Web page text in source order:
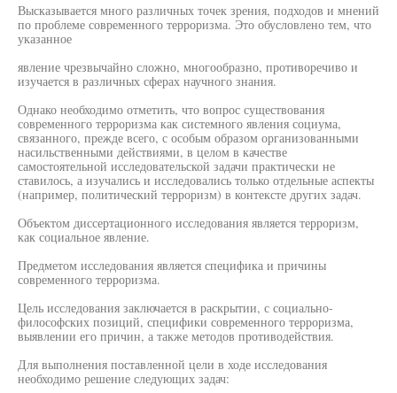
Высказывается много различных точек зрения, подходов и мнений
по проблеме современного терроризма. Это обусловлено тем, что
указанное
явление чрезвычайно сложно, многообразно, противоречиво и
изучается в различных сферах научного знания.
Однако необходимо отметить, что вопрос существования
современного терроризма как системного явления социума,
связанного, прежде всего, с особым образом организованными
насильственными действиями, в целом в качестве
самостоятельной исследовательской задачи практически не
ставилось, а изучались и исследовались только отдельные аспекты
(например, политический терроризм) в контексте других задач.
Объектом диссертационного исследования является терроризм,
как социальное явление.
Предметом исследования является специфика и причины
современного терроризма.
Цель исследования заключается в раскрытии, с социально-
философских позиций, специфики современного терроризма,
выявлении его причин, а также методов противодействия.
Для выполнения поставленной цели в ходе исследования
необходимо решение следующих задач: